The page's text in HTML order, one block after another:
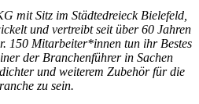
mit Sitz im Städtedreieck Bielefeld,
und vertreibt seit über 60 Jahren
150 Mitarbeiter*innen tun ihr Bestes
der Branchenführer in Sachen
und weiterem Zubehör für die
zu sein.